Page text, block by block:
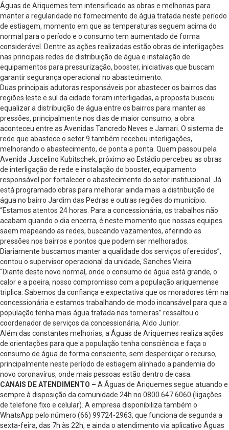
Águas de Ariquemes tem intensificado as obras e melhorias para
manter a regularidade no fornecimento de água tratada neste período
de estiagem, momento em que as temperaturas seguem acima do
normal para o período e o consumo tem aumentado de forma
considerável. Dentre as ações realizadas estão obras de interligações
nas principais redes de distribuição de água e instalação de
equipamentos para pressurização, booster, iniciativas que buscam
garantir segurança operacional no abastecimento.
Duas principais adutoras responsáveis por abastecer os bairros das
regiões leste e sul da cidade foram interligadas, a proposta buscou
equalizar a distribuição de água entre os bairros para manter as
pressões, principalmente nos dias de maior consumo, a obra
aconteceu entre as Avenidas Tancredo Neves e Jamari. O sistema de
rede que abastece o setor 9 também recebeu interligações,
melhorando o abastecimento, de ponta a ponta. Quem passou pela
Avenida Juscelino Kubitschek, próximo ao Estádio percebeu as obras
de interligação de rede e instalação do booster, equipamento
responsável por fortalecer o abastecimento do setor institucional. Já
está programado obras para melhorar ainda mais a distribuição de
água no bairro Jardim das Pedras e outras regiões do município.
“Estamos atentos 24 horas. Para a concessionária, os trabalhos não
acabam quando o dia encerra, é neste momento que nossas equipes
saem mapeando as redes, buscando vazamentos, aferindo as
pressões nos bairros e pontos que podem ser melhorados.
Diariamente buscamos manter a qualidade dos serviços oferecidos”,
contou o supervisor operacional da unidade, Sanches Vieira.
“Diante deste novo normal, onde o consumo de água está grande, o
calor e a poeira, nosso compromisso com a população ariquemense
triplica. Sabemos da confiança e expectativa que os moradores têm na
concessionária e estamos trabalhando de modo incansável para que a
população tenha mais água tratada nas torneiras” ressaltou o
coordenador de serviços da concessionária, Aldo Junior.
Além das constantes melhorias, a Águas de Ariquemes realiza ações
de orientações para que a população tenha consciência e faça o
consumo de água de forma consciente, sem desperdiçar o recurso,
principalmente neste período de estiagem alinhado a pandemia do
novo coronavírus, onde mais pessoas estão dentro de casa.
CANAIS DE ATENDIMENTO – A Águas de Ariquemes segue atuando e
sempre à disposição da comunidade 24h no 0800 647 6060 (ligações
de telefone fixo e celular). A empresa disponibiliza também o
WhatsApp pelo número (66) 99724-2963, que funciona de segunda a
sexta-feira, das 7h às 22h, e ainda o atendimento via aplicativo Águas